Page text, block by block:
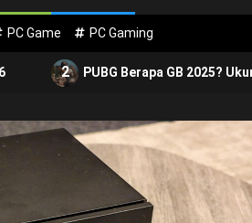
PC Game PC Gaming
2 PUBG Berapa GB 2025?